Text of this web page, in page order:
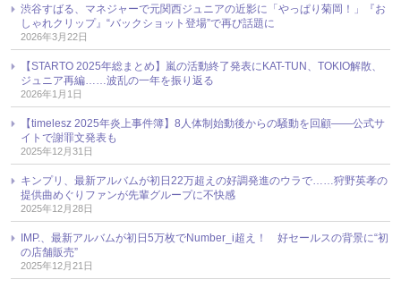
渋谷すばる、マネジャーで元関西ジュニアの近影に「やっぱり菊岡！」『お
しゃれクリップ』“バックショット登場”で再び話題に
2026年3月22日
【STARTO 2025年総まとめ】嵐の活動終了発表にKAT-TUN、TOKIO解散、
ジュニア再編……波乱の一年を振り返る
2026年1月1日
【timelesz 2025年炎上事件簿】8人体制始動後からの騒動を回顧――公式サ
イトで謝罪文発表も
2025年12月31日
キンプリ、最新アルバムが初日22万超えの好調発進のウラで……狩野英孝の
提供曲めぐりファンが先輩グループに不快感
2025年12月28日
IMP.、最新アルバムが初日5万枚でNumber_i超え！ 好セールスの背景に“初
の店舗販売”
2025年12月21日